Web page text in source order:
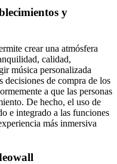
y
crear una atmósfera
calidad,
música personalizada
decisiones de compra de los
a que las personas
De hecho, el uso de
e integrado a las funciones
más inmersiva